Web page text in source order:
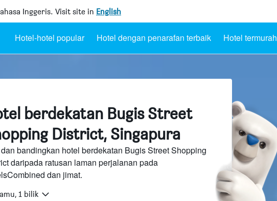
Inggeris. Visit site in English
Hotel-hotel popular Hotel dengan penarafan terbaik Hotel termurah
berdekatan Bugis Street
District, Singapura
bandingkan hotel berdekatan Bugis Street Shopping
daripada ratusan laman perjalanan pada
dan jimat.
1 bilik